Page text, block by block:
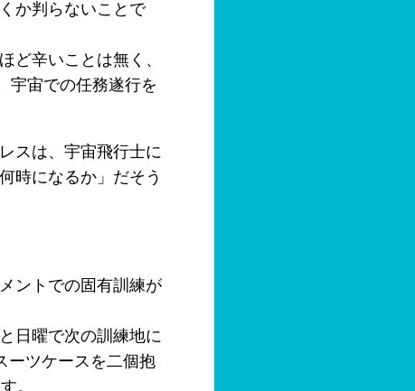
か判らないことで
ど辛いことは無く、
宇宙での任務遂行を
スは、宇宙飛行士に
時になるか」だそう
ントでの固有訓練が
日曜で次の訓練地に
ーツケースを二個抱
。